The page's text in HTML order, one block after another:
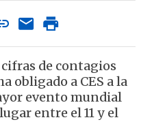
de contagios
obligado a CES a la
evento mundial
entre el 11 y el